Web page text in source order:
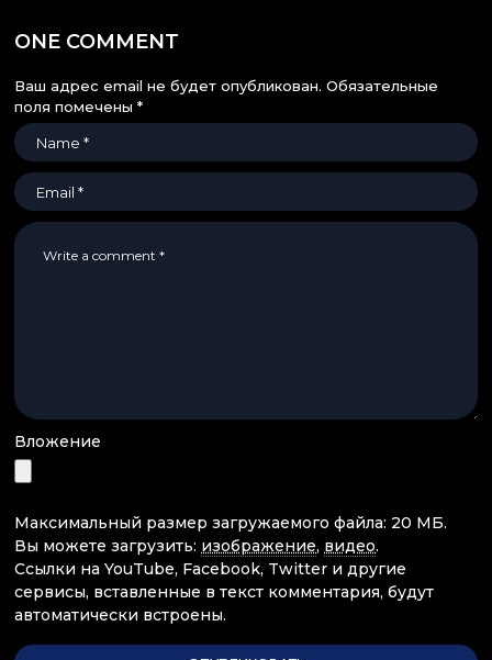
ONE COMMENT
Ваш адрес email не будет опубликован. Обязательные
поля помечены *
Вложение
Максимальный размер загружаемого файла: 20 МБ.
Вы можете загрузить: изображение, видео.
Ссылки на YouTube, Facebook, Twitter и другие
сервисы, вставленные в текст комментария, будут
автоматически встроены.